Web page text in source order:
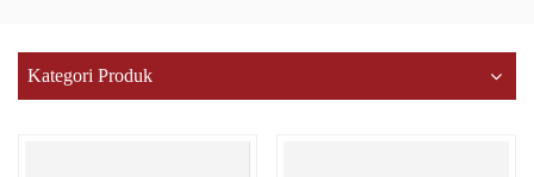
Kategori Produk